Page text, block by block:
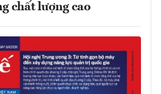
chất lượng cao